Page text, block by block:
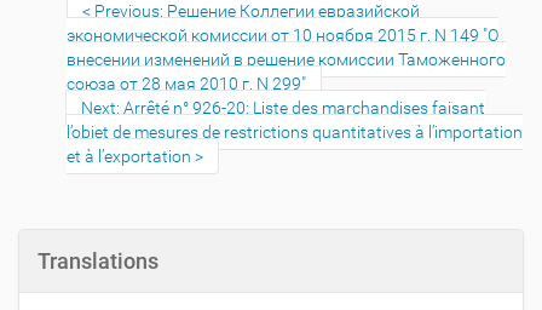
Previous: Решение Коллегии евразийской
экономической комиссии от 10 ноября 2015 г. N 149 "О
внесении изменений в решение комиссии Таможенного
союза от 28 мая 2010 г. N 299"
Next: Arrêté n° 926-20: Liste des marchandises faisant
l’objet de mesures de restrictions quantitatives à l’importation
et à l’exportation
Translations